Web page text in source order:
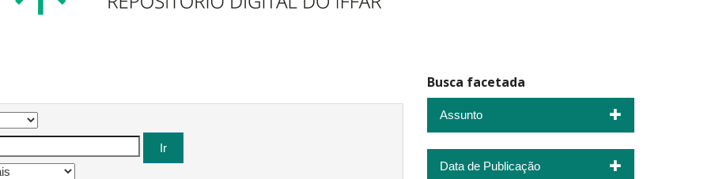
Busca facetada
Assunto
Data de Publicação